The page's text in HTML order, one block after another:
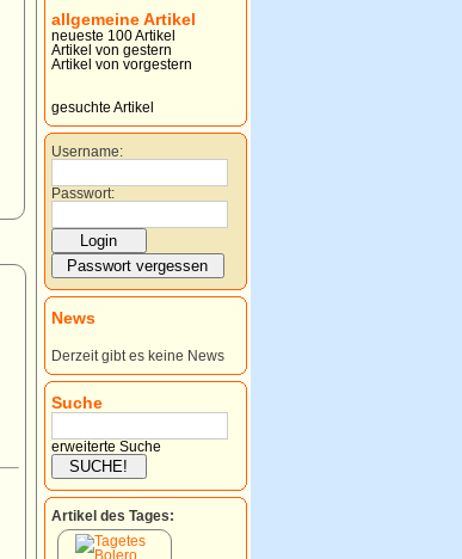
allgemeine Artikel
neueste 100 Artikel
Artikel von gestern
Artikel von vorgestern
gesuchte Artikel
Username:
Passwort:
News
Derzeit gibt es keine News
Suche
erweiterte Suche
Artikel des Tages: